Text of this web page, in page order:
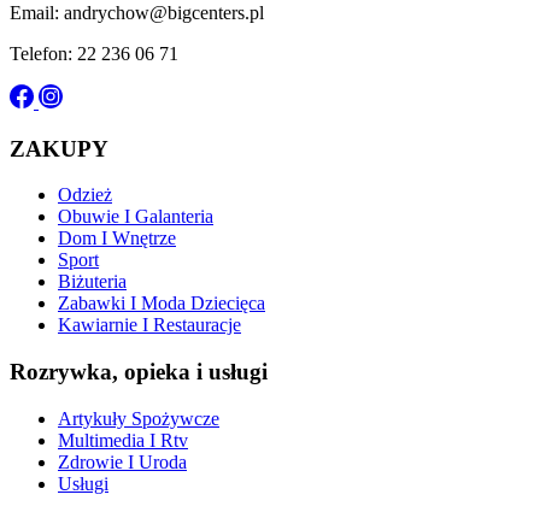
Email: andrychow@bigcenters.pl
Telefon: 22 236 06 71
ZAKUPY
Odzież
Obuwie I Galanteria
Dom I Wnętrze
Sport
Biżuteria
Zabawki I Moda Dziecięca
Kawiarnie I Restauracje
Rozrywka, opieka i usługi
Artykuły Spożywcze
Multimedia I Rtv
Zdrowie I Uroda
Usługi